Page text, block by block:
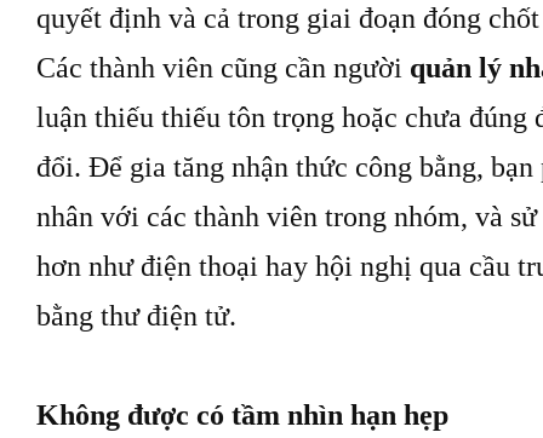
quyết định và cả trong giai đoạn đóng
Các thành viên cũng cần người quản lý
luận thiếu thiếu tôn trọng hoặc chưa đúng
đổi. Để gia tăng nhận thức công bằng,
nhân với các thành viên trong nhóm, và
hơn như điện thoại hay hội nghị qua cầu
bằng thư điện tử.
Không được có tầm nhìn hạn hẹp